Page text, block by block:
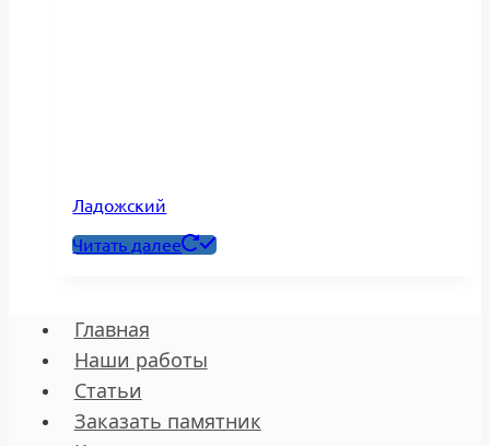
Ладожский
Читать далее
Главная
Наши работы
Статьи
Заказать памятник